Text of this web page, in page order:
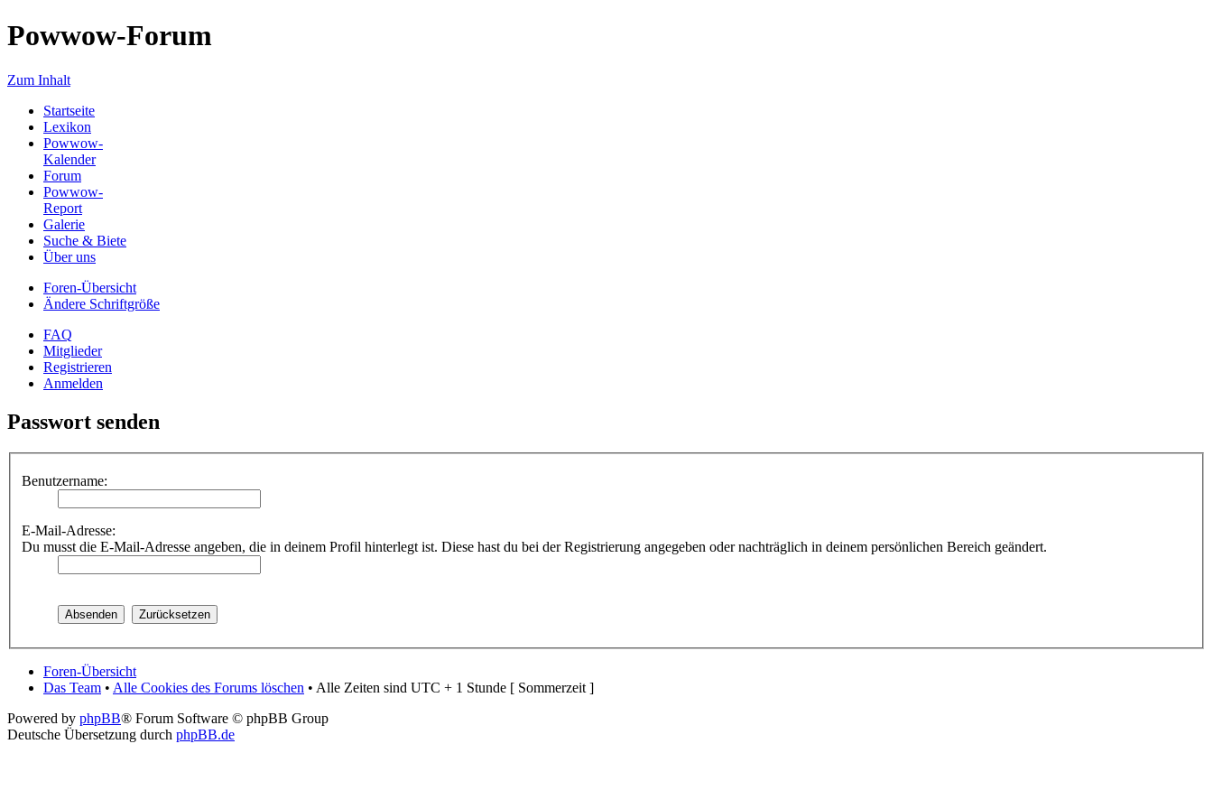
Powwow-Forum
Zum Inhalt
Startseite
Lexikon
Powwow-
Kalender
Forum
Powwow-
Report
Galerie
Suche & Biete
Über uns
Foren-Übersicht
Ändere Schriftgröße
FAQ
Mitglieder
Registrieren
Anmelden
Passwort senden
Benutzername:
E-Mail-Adresse:
Du musst die E-Mail-Adresse angeben, die in deinem Profil hinterlegt ist. Diese hast du bei der Registrierung angegeben oder nachträglich in deinem persönlichen Bereich geändert.
Foren-Übersicht
Das Team • Alle Cookies des Forums löschen • Alle Zeiten sind UTC + 1 Stunde [ Sommerzeit ]
Powered by phpBB® Forum Software © phpBB Group
Deutsche Übersetzung durch phpBB.de